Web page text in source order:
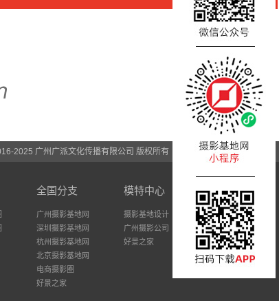
2025 广州广派文化传播有限公司 版权所有
全国分支
广州摄影基地网
深圳摄影基地网
杭州摄影基地网
北京摄影基地网
电商摄影圈
好景之家
模特中心
摄影基地设计
广州摄影公司
好景之家